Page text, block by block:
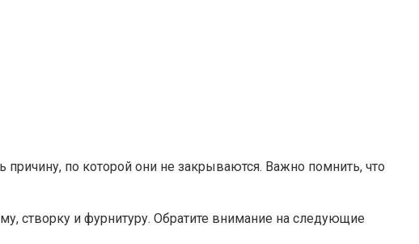
по которой они не закрываются. Важно помнить, что
створку и фурнитуру. Обратите внимание на следующие